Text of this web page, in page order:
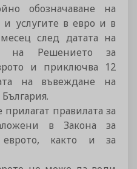
обозначаване на
услугите в евро и в
след датата на
на Решението за
и приключва 12
на въвеждане на
правилата за
в Закона за
както и за